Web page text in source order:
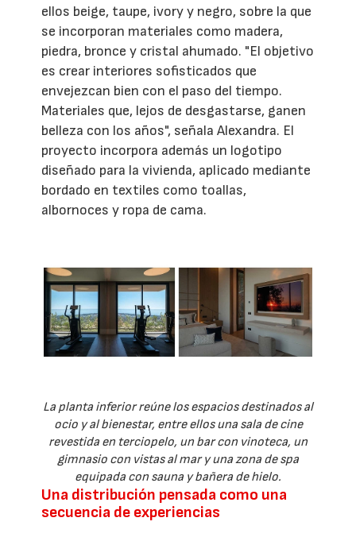
ellos beige, taupe, ivory y negro, sobre la que
se incorporan materiales como madera,
piedra, bronce y cristal ahumado. "El objetivo
es crear interiores sofisticados que
envejezcan bien con el paso del tiempo.
Materiales que, lejos de desgastarse, ganen
belleza con los años", señala Alexandra. El
proyecto incorpora además un logotipo
diseñado para la vivienda, aplicado mediante
bordado en textiles como toallas,
albornoces y ropa de cama.
La planta inferior reúne los espacios destinados al
ocio y al bienestar, entre ellos una sala de cine
revestida en terciopelo, un bar con vinoteca, un
gimnasio con vistas al mar y una zona de spa
equipada con sauna y bañera de hielo.
Una distribución pensada como una
secuencia de experiencias